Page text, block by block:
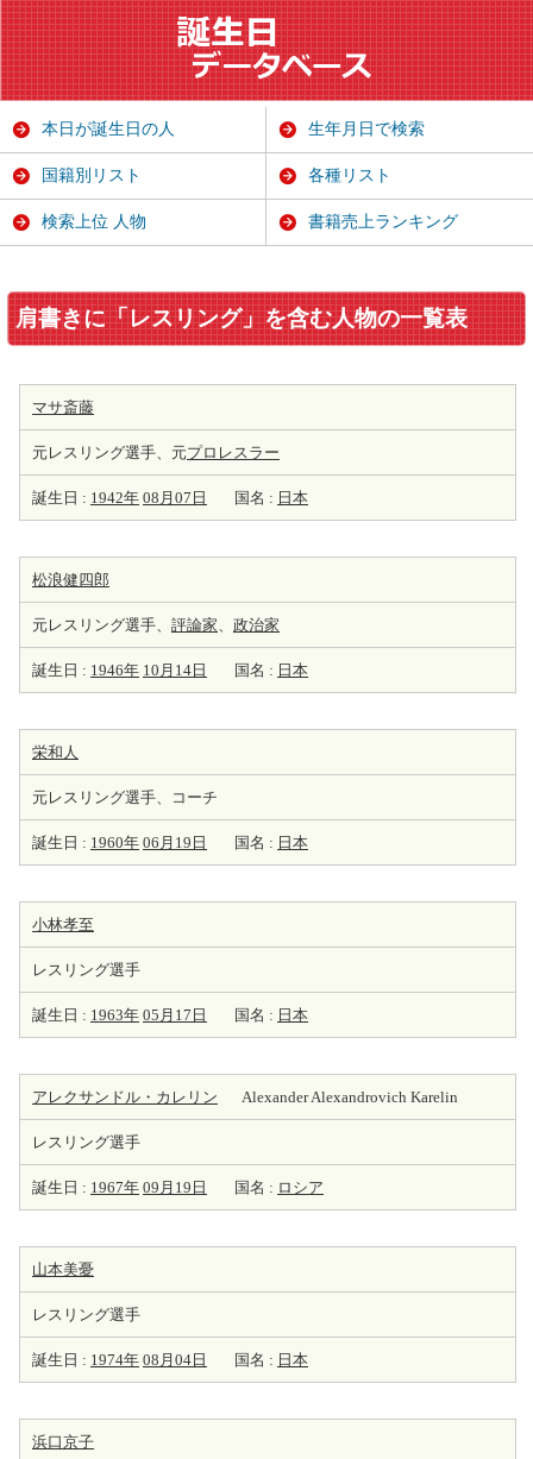
肩書きに「レスリング」を含む人物の一覧表
マサ斎藤
元レスリング選手、元プロレスラー
誕生日 : 1942年 08月07日 国名 : 日本
松浪健四郎
元レスリング選手、 評論家、 政治家
誕生日 : 1946年 10月14日 国名 : 日本
栄和人
元レスリング選手、コーチ
誕生日 : 1960年 06月19日 国名 : 日本
小林孝至
レスリング選手
誕生日 : 1963年 05月17日 国名 : 日本
アレクサンドル・カレリン Alexander Alexandrovich Karelin
レスリング選手
誕生日 : 1967年 09月19日 国名 : ロシア
山本美憂
レスリング選手
誕生日 : 1974年 08月04日 国名 : 日本
浜口京子
本日が誕生日の人 生年月日で検索
国籍別リスト 各種リスト
検索上位 人物 書籍売上ランキング